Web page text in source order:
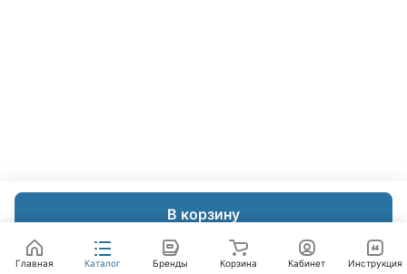
В корзину
Главная Каталог Бренды Корзина Кабинет Инструкция